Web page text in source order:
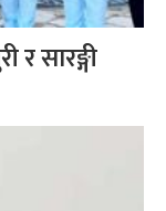
र सारङ्गी